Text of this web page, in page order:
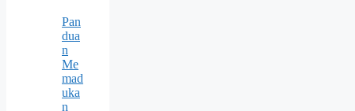
Pan
dua
n
Me
mad
uka
n